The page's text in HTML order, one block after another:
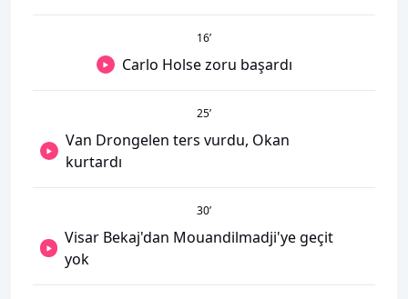
16’
Carlo Holse zoru başardı
25’
Van Drongelen ters vurdu, Okan
kurtardı
30’
Visar Bekaj'dan Mouandilmadji'ye geçit
yok